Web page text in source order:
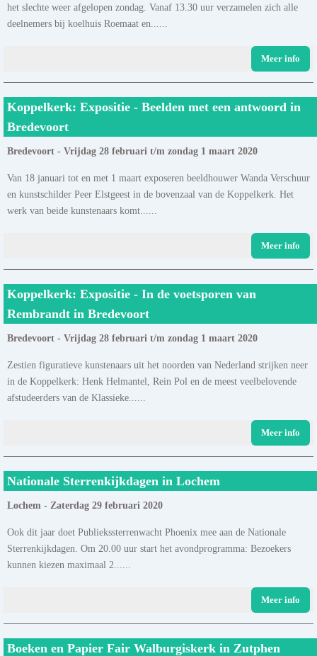
het slechte weer afgelopen zondag. Vanaf 13.30 uur verzamelen zich alle
deelnemers bij koelhuis Roemaat en......
Meer info
Koppelkerk: Expositie - Beelden met een antwoord in
Bredevoort
Bredevoort - Vrijdag 28 februari t/m zondag 1 maart 2020
Van 18 januari tot en met 1 maart exposeren beeldhouwer Wanda Verschuur
en kunstschilder Peer Elstgeest in de bovenzaal van de Koppelkerk. Het
werk van beide kunstenaars komt......
Meer info
Koppelkerk: Expositie - In de voetsporen van
Rembrandt in Bredevoort
Bredevoort - Vrijdag 28 februari t/m zondag 1 maart 2020
Zestien figuratieve kunstenaars uit het noorden van Nederland strijken neer
in de Koppelkerk: Henk Helmantel, Rein Pol en de meest veelbelovende
afstudeerders van de Klassieke......
Meer info
Nationale Sterrenkijkdagen in Lochem
Lochem - Zaterdag 29 februari 2020
Ook dit jaar doet Publiekssterrenwacht Phoenix mee aan de Nationale
Sterrenkijkdagen. Om 20.00 uur start het avondprogramma: Bezoekers
kunnen kiezen maximaal 2......
Meer info
Boeken en Papier Fair Walburgiskerk in Zutphen